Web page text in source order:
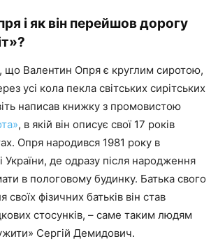
і як він перейшов дорогу
що Валентин Опря є круглим сиротою,
усі кола пекла світських сирітських
написав книжку з промовистою
, в якій він описує свої 17 років
Опря народився 1981 року в
України, де одразу після народження
в пологовому будинку. Батька свого
фізичних батьків він став
стосунків, – саме таким людям
Сергій Демидович.